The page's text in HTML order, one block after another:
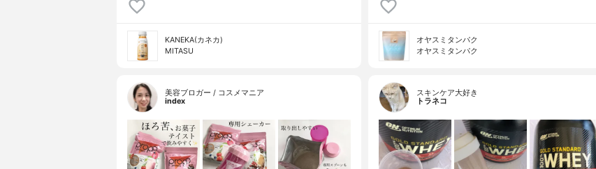
KANEKA(カネカ)
MITASU
オヤスミタンパク
オヤスミタンパク
美容ブロガー / コスメマニア
index
スキンケア大好き
トラネコ